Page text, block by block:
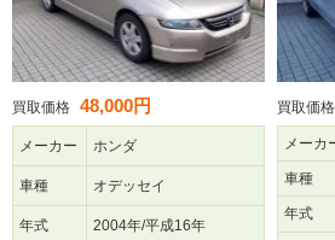
買取価格 48,000円
メーカー ホンダ
車種 オデッセイ
年式 2004年/平成16年
買取価格
メーカ
車種
年式